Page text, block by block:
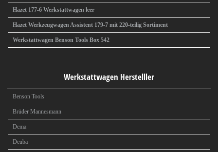
Hazet 177-6 Werkstattwagen leer
Hazet Werkzeugwagen Assistent 179-7 mit 220-teilig Sortiment
Werkstattwagen Benson Tools Box 542
Werkstattwagen Herstelller
Benson Tools
Brüder Mannesmann
Dema
Deuba